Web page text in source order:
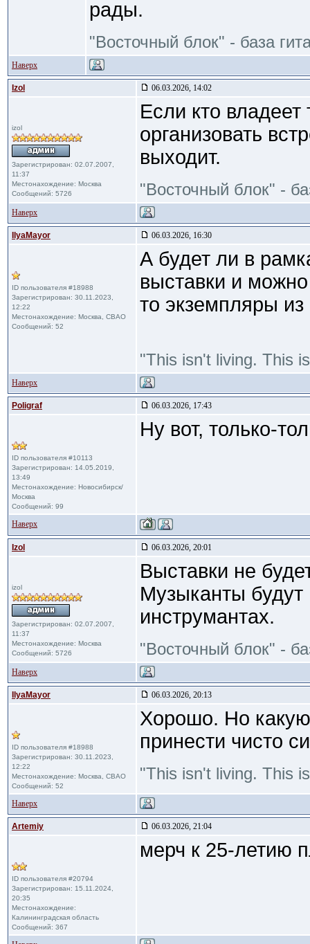
рады.
"Восточный блок" - база
Наверх
Izol 06.03.2026, 14:02
izol
Зарегистрирован: 02.07.2007,
11:37
Местонахождение: Москва
Сообщений: 5726
Если кто
организовать
выходит.
"Восточный блок" -
Наверх
IlyaMayor 06.03.2026, 16:30
ID пользователя #18988
Зарегистрирован: 30.11.2023,
12:22
Местонахождение: Москва, СВАО
Сообщений: 52
А будет ли в
выставки и
то экземпляры
"This isn't living. This
Наверх
Poligraf 06.03.2026, 17:43
ID пользователя #10113
Зарегистрирован: 14.05.2019,
13:49
Местонахождение: Новосибирск/
Москва
Сообщений: 99
Ну вот, только-
Наверх
Izol 06.03.2026, 20:01
izol
Зарегистрирован: 02.07.2007,
11:37
Местонахождение: Москва
Сообщений: 5726
Выставки не
Музыканты будут
инструмантах.
"Восточный блок" -
Наверх
IlyaMayor 06.03.2026, 20:13
ID пользователя #18988
Зарегистрирован: 30.11.2023,
12:22
Местонахождение: Москва, СВАО
Сообщений: 52
Хорошо. Но
принести чисто
"This isn't living. This
Наверх
Artemiy 06.03.2026, 21:04
ID пользователя #20794
Зарегистрирован: 15.11.2024,
20:35
Местонахождение:
Калининградская область
Сообщений: 367
мерч к 25-летию